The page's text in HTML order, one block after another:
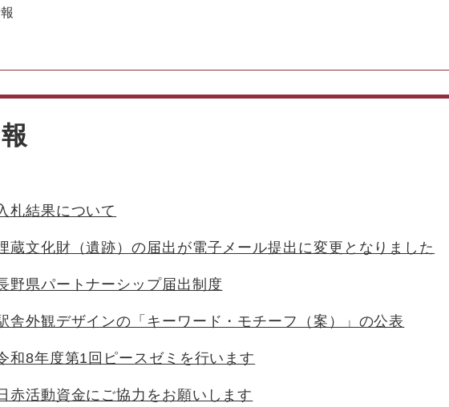
ニ
を
く
を
を
札結果について
蔵文化財（遺跡）の届出が電子メール提出に変更となりました
野県パートナーシップ届出制度
舎外観デザインの「キーワード・モチーフ（案）」の公表
和8年度第1回ピースゼミを行います
赤活動資金にご協力をお願いします